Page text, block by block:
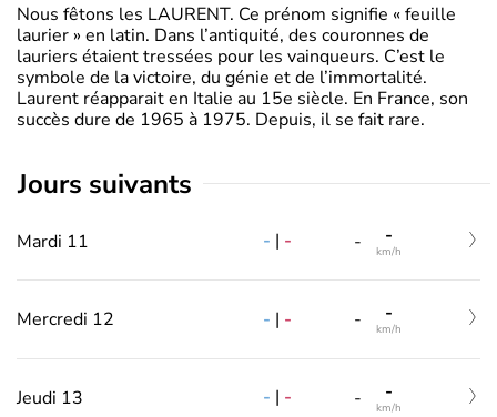
Nous fêtons les LAURENT. Ce prénom signifie « feuille
laurier » en latin. Dans l’antiquité, des couronnes de
lauriers étaient tressées pour les vainqueurs. C’est le
symbole de la victoire, du génie et de l’immortalité.
Laurent réapparait en Italie au 15e siècle. En France, son
succès dure de 1965 à 1975. Depuis, il se fait rare.
jours suivants
Mardi 11 - | - - -
km/h
Mercredi 12 - | - - -
km/h
Jeudi 13 - | - - -
km/h